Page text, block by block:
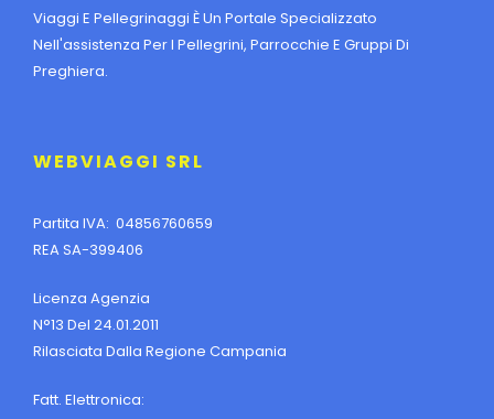
Viaggi E Pellegrinaggi È Un Portale Specializzato
Nell'assistenza Per I Pellegrini, Parrocchie E Gruppi Di
Preghiera.
WEBVIAGGI SRL
Partita IVA: 04856760659
REA SA-399406
Licenza Agenzia
N°13 Del 24.01.2011
Rilasciata Dalla Regione Campania
Fatt. Elettronica: